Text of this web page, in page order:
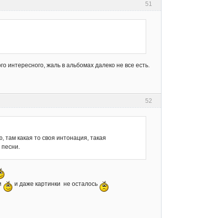
51
интересного, жаль в альбомах далеко не все есть.
52
какая то своя интонация, такая
песни.
и даже картинки не осталось